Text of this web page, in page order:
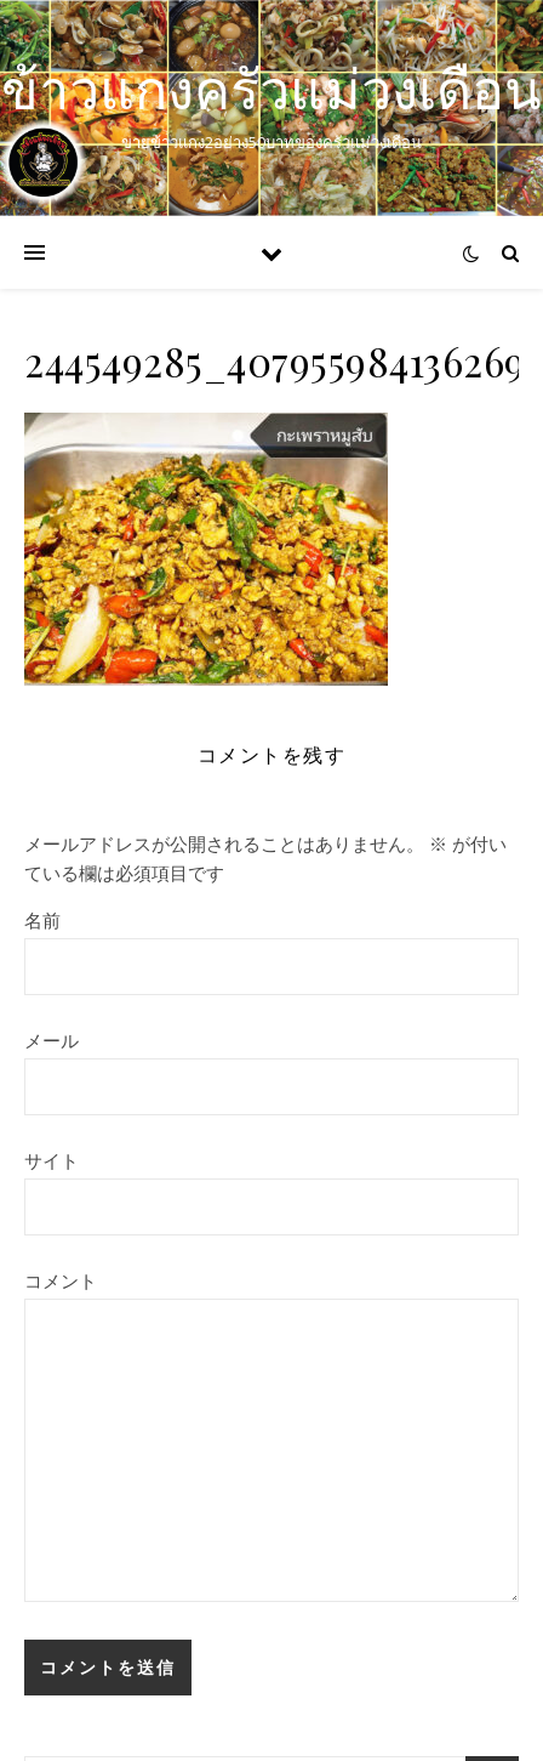
ข้าวแกงครัวแม่วงเดือน
ขายข้าวแกง2อย่าง50บาทของครัวแม่วงเดือน
コメントを残す
メールアドレスが公開されることはありません。 ※ が付い
ている欄は必須項目です
名前
メール
サイト
コメント